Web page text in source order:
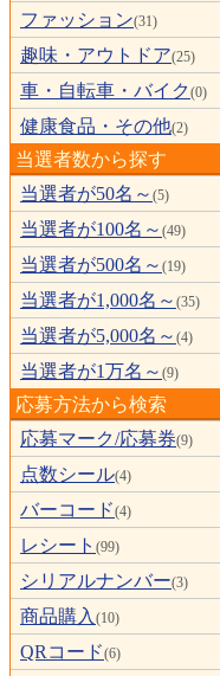
ファッション(31)
趣味・アウトドア(25)
車・自転車・バイク (0)
健康食品・その他(2)
当選者数から探す
当選者が50名～ (5)
当選者が100名～ (49)
当選者が500名～ (19)
当選者が1,000名～ (35)
当選者が5,000名～ (4)
当選者が1万名～ (9)
応募方法から検索
応募マーク/応募券(9)
点数シール(4)
バーコード(4)
レシート (99)
シリアルナンバー(3)
商品購入 (10)
QRコード(6)